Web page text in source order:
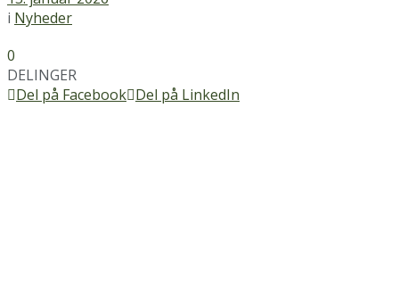
i Nyheder
0
DELINGER
Del på Facebook Del på LinkedIn